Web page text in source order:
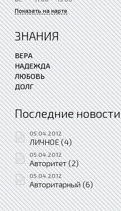
Показать на карте
ЗНАНИЯ
ВЕРА
НАДЕЖДА
ЛЮБОВЬ
ДОЛГ
Последние новости
05.04.2012
ЛИЧНОЕ (4)
05.04.2012
Авторитет (2)
05.04.2012
Авторитарный (6)